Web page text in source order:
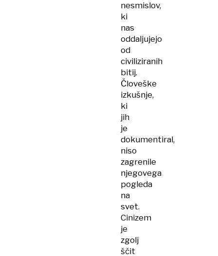
nesmislov,
ki
nas
oddaljujejo
od
civiliziranih
bitij.
Človeške
izkušnje,
ki
jih
je
dokumentiral,
niso
zagrenile
njegovega
pogleda
na
svet.
Cinizem
je
zgolj
ščit